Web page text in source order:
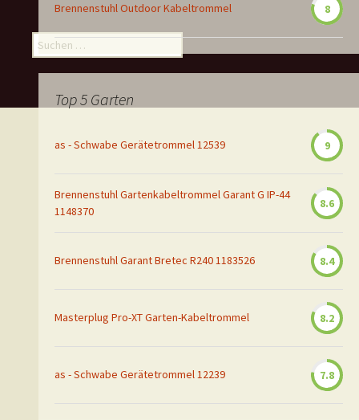
Brennenstuhl Outdoor Kabeltrommel 8
Top 5 Garten
as - Schwabe Gerätetrommel 12539 9
Brennenstuhl Gartenkabeltrommel Garant G IP-44
1148370
8.6
Brennenstuhl Garant Bretec R240 1183526 8.4
Masterplug Pro-XT Garten-Kabeltrommel 8.2
as - Schwabe Gerätetrommel 12239 7.8
Suchen
nach: